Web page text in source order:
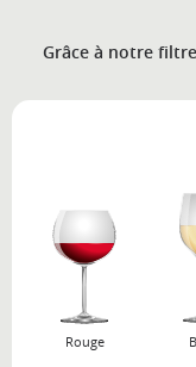
Grâce à notre
Rouge